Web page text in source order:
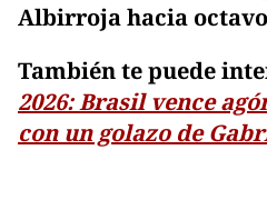
Albirroja hacia
También te puede
2026: Brasil vence
con un golazo de